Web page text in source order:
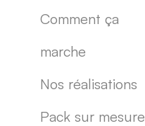
Comment ça
marche
Nos réalisations
Pack sur mesure